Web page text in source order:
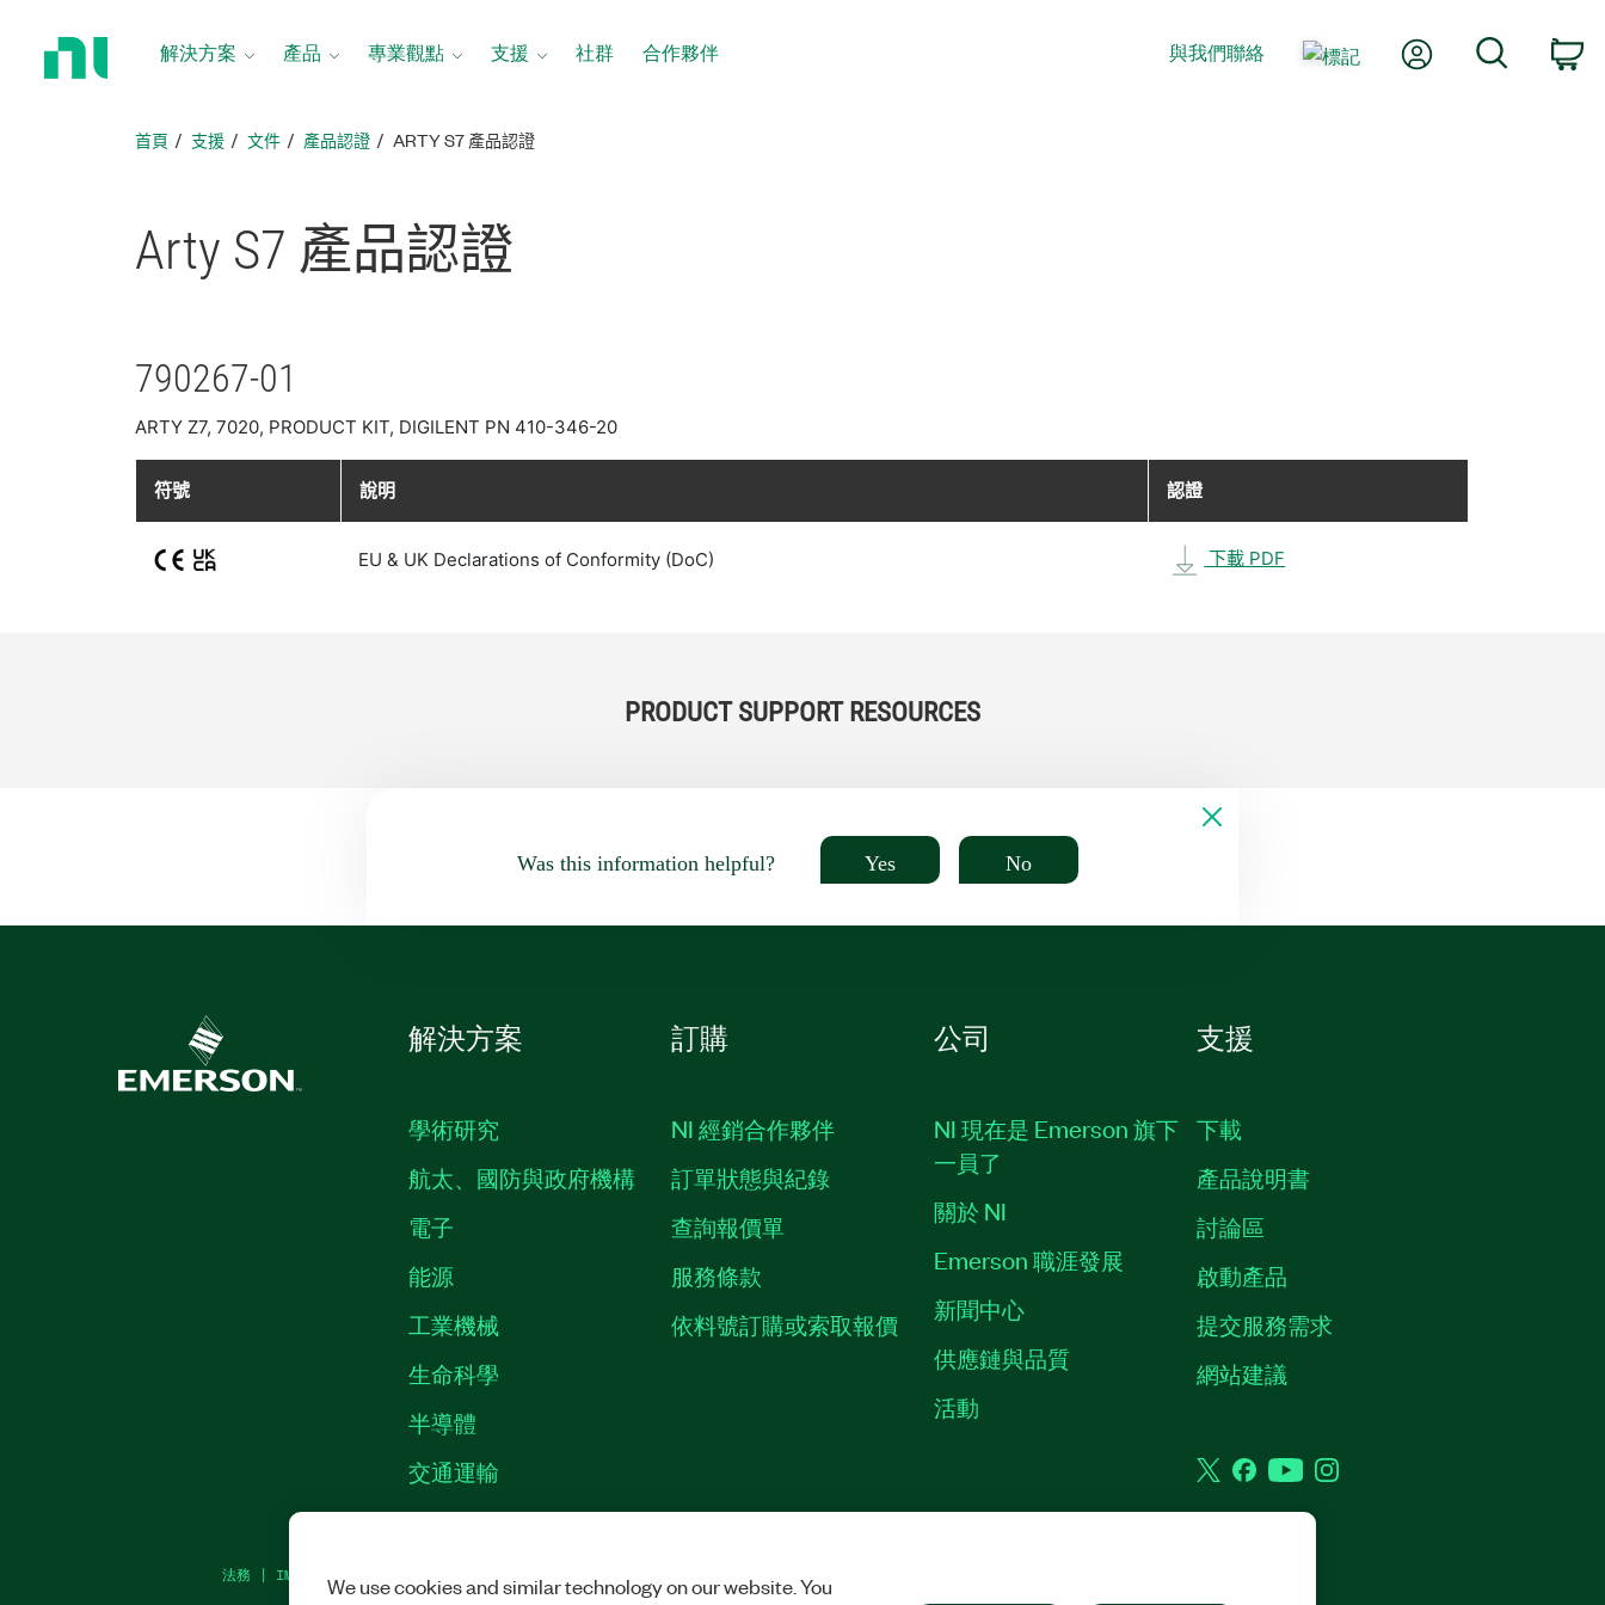
解決方案 產品 專業觀點 支援 社群 合作夥伴 與我們聯絡 我的帳號
首頁 支援 文件 產品認證 ARTY S7 產品認證
Arty S7 產品認證
790267-01
ARTY Z7, 7020, PRODUCT KIT, DIGILENT PN 410-346-20
符號 說明 認證
EU & UK Declarations of Conformity (DoC) 下載 PDF
PRODUCT SUPPORT RESOURCES
Was this information helpful? Yes No
解決方案
學術研究
航太、國防與政府機構
電子
能源
工業機械
生命科學
半導體
交通運輸
訂購
NI 經銷合作夥伴
訂單狀態與紀錄
查詢報價單
服務條款
依料號訂購或索取報價
公司
NI 現在是 Emerson 旗下
一員了
關於 NI
Emerson 職涯發展
新聞中心
供應鏈與品質
活動
支援
下載
產品說明書
討論區
啟動產品
提交服務需求
網站建議
TwitterFacebook
YouTubeInstagram
法務 | IMPRINTWe use cookies and similar technology on our website. You